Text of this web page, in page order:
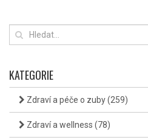
KATEGORIE
Zdraví a péče o zuby(259)
Zdraví a wellness (78)